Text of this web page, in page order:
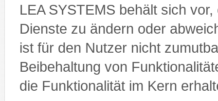
LEA SYSTEMS behält sich
Dienste zu ändern oder
ist für den Nutzer nicht
Beibehaltung von
die Funktionalität im Kern